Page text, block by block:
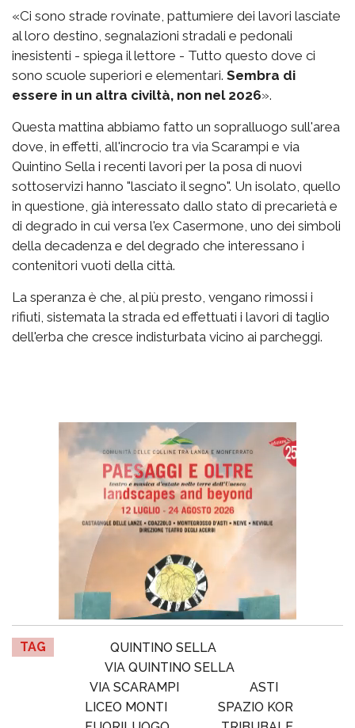
«Ci sono strade rovinate, pattumiere dei lavori lasciate
al loro destino, segnalazioni stradali e pedonali
inesistenti - spiega il lettore - Tutto questo dove ci
sono scuole superiori e elementari. Sembra di
essere in un altra civiltà, non nel 2026».
Questa mattina abbiamo fatto un sopralluogo sull'area
dove, in effetti, all'incrocio tra via Scarampi e via
Quintino Sella i recenti lavori per la posa di nuovi
sottoservizi hanno "lasciato il segno". Un isolato, quello
in questione, già interessato dallo stato di precarietà e
di degrado in cui versa l'ex Casermone, uno dei simboli
della decadenza e del degrado che interessano i
contenitori vuoti della città.
La speranza è che, al più presto, vengano rimossi i
rifiuti, sistemata la strada ed effettuati i lavori di taglio
dell'erba che cresce indisturbata vicino ai parcheggi.
TAG
QUINTINO SELLA
VIA QUINTINO SELLA
VIA SCARAMPI
ASTI
LICEO MONTI
SPAZIO KOR